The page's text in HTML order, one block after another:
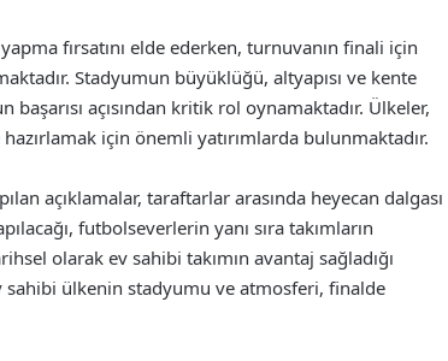
fırsatını elde ederken, turnuvanın finali için
Stadyumun büyüklüğü, altyapısı ve kente
açısından kritik rol oynamaktadır. Ülkeler,
için önemli yatırımlarda bulunmaktadır.
açıklamalar, taraftarlar arasında heyecan dalgası
futbolseverlerin yanı sıra takımların
olarak ev sahibi takımın avantaj sağladığı
sahibi ülkenin stadyumu ve atmosferi, finalde